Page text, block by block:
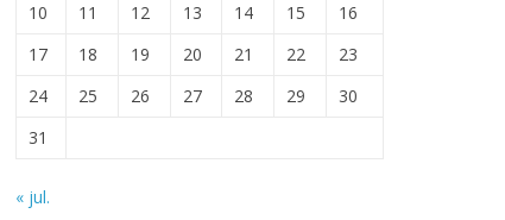
10
11 12 13 14 15
16
17
18 19 20 21 22
23
24
25 26 27 28 29
30
31
« jul.